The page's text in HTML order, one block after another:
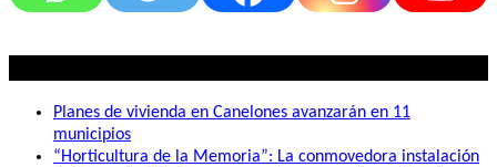
Planes de vivienda en Canelones avanzarán en 11
municipios
“Horticultura de la Memoria”: La conmovedora instalación